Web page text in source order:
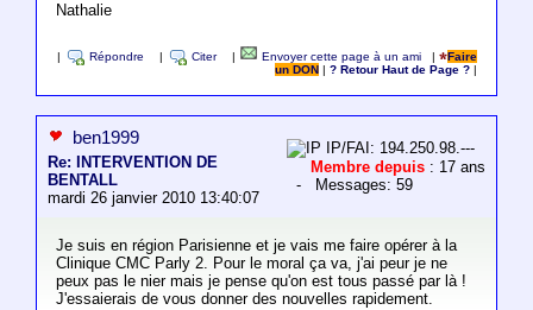
Nathalie
Répondre Citer Envoyer cette page à un ami |
Faire
un DON
|? Retour Haut de Page ?
ben1999
Re: INTERVENTION DE
BENTALL
mardi 26 janvier 2010 13:40:07
IP/FAI: 194.250.98.---
Membre depuis : 17 ans
- Messages: 59
Je suis en région Parisienne et je vais me faire opérer à la
Clinique CMC Parly 2. Pour le moral ça va, j'ai peur je ne
peux pas le nier mais je pense qu'on est tous passé par là !
J'essaierais de vous donner des nouvelles rapidement.